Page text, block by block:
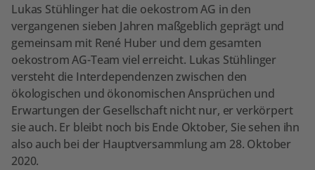
Lukas Stühlinger hat die oekostrom AG in den
vergangenen sieben Jahren maßgeblich geprägt und
gemeinsam mit René Huber und dem gesamten
oekostrom AG-Team viel erreicht. Lukas Stühlinger
versteht die Interdependenzen zwischen den
ökologischen und ökonomischen Ansprüchen und
Erwartungen der Gesellschaft nicht nur, er verkörpert
sie auch. Er bleibt noch bis Ende Oktober, Sie sehen ihn
also auch bei der Hauptversammlung am 28. Oktober
2020.